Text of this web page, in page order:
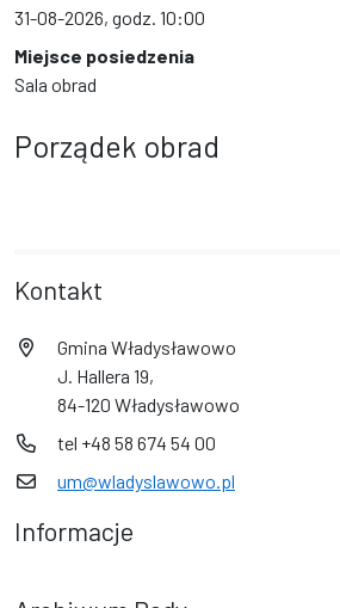
31-08-2026, godz. 10:00
Miejsce posiedzenia
Sala obrad
Porządek obrad
Kontakt
Gmina Władysławowo
J. Hallera 19,
84-120 Władysławowo
tel +48 58 674 54 00
um@wladyslawowo.pl
Informacje